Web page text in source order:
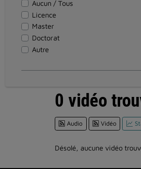
Documents pédagogiques
Entretiens
Institutionnel
Magazines
Spectacles et Expositions
Témoignages
Tutoriel
Aucun / Tous
Licence
Master
Doctorat
Autre
0 vidéo
Audio Vidéo
Désolé, aucune vidéo